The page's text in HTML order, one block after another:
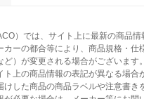
）では、サイト上に最新の商品
カーの都合等により、商品規格・仕
ど）が変更される場合がございます
ト上の商品情報の表記が異なる場合
けした商品の商品ラベルや注意書き